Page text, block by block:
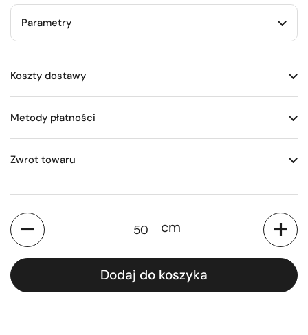
Parametry
Koszty dostawy
Metody płatności
Zwrot towaru
Ilość cm
Dodaj do koszyka